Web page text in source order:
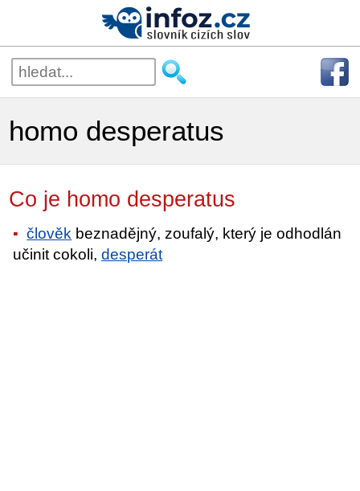
homo desperatus
Co je homo desperatus
člověk beznadějný, zoufalý, který je odhodlán
učinit cokoli,desperát